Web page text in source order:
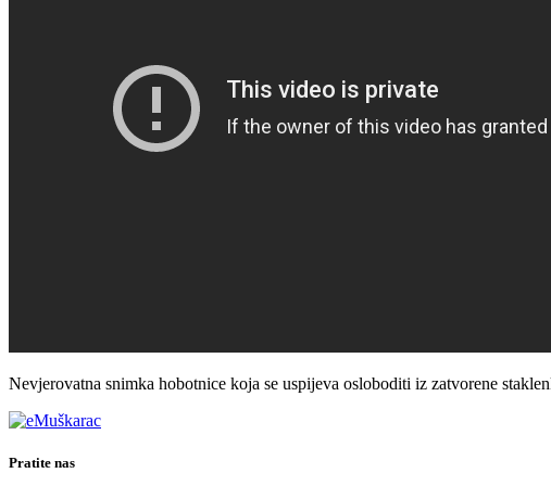
Nevjerovatna snimka hobotnice koja se uspijeva osloboditi iz zatvorene
Pratite nas